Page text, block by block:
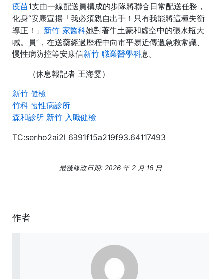
疫苗1支由一線配送員構成的步隊將聯合日常配送任務，
化身“安康宣揚「我必須親自出手！只有我能將這種失衡
導正！」 新竹 家醫科她對著牛土豪和虛空中的張水瓶大
喊。員”，在送藥經過歷程中向市平易近傳遞急救常識、
慢性病防控等安康信新竹 職業醫學科息。
（休息報記者 王海雯）
新竹 健檢
竹科 慢性病診所
森和診所 新竹 入職健檢
TC:senho2ai2l 6991f15a219f93.64117493
最後修改日期: 2026 年 2 月 16 日
作者